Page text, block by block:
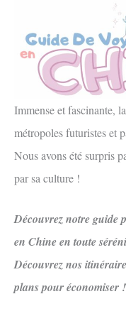
Immense et fascinante,
métropoles futuristes et
Nous avons été surpris
par sa culture !
Découvrez notre guide
en Chine en toute
Découvrez nos
plans pour économiser !